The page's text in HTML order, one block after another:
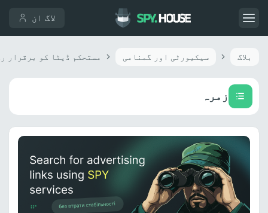
لاگ ان
بلاگ سیکیورٹی اور گمنامی
زمرہ